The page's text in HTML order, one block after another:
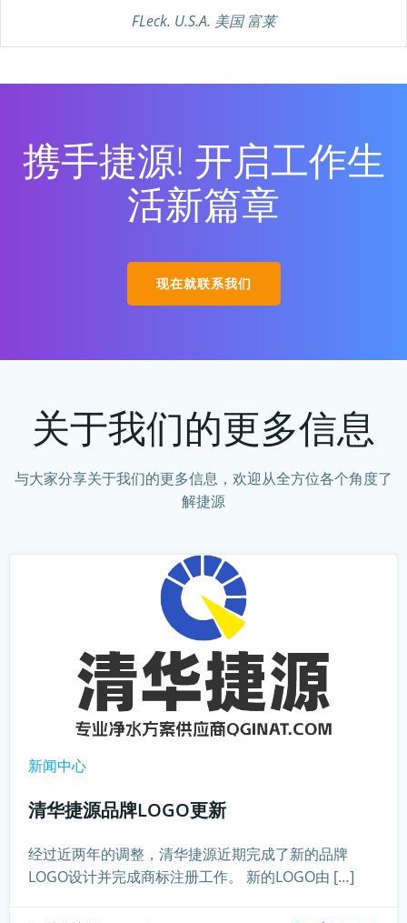
FLeck. U.S.A. 美国 富莱
携手捷源! 开启工作生
活新篇章
现在就联系我们
关于我们的更多信息
与大家分享关于我们的更多信息，欢迎从全方位各个角度了
解捷源
新闻中心
清华捷源品牌LOGO更新
经过近两年的调整，清华捷源近期完成了新的品牌
LOGO设计并完成商标注册工作。 新的LOGO由 […]